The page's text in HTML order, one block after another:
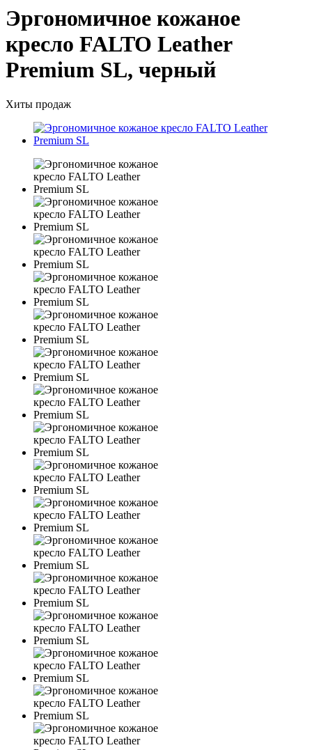
Эргономичное кожаное
кресло FALTO Leather
Premium SL, черный
Хиты продаж